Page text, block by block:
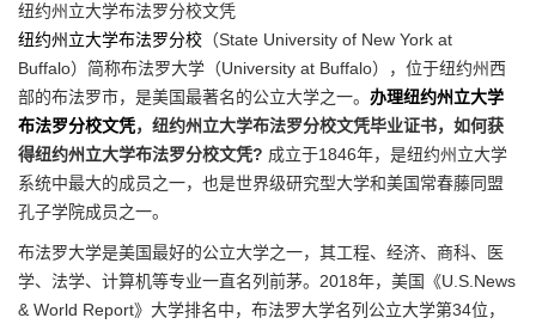
纽约州立大学布法罗分校文凭
纽约州立大学布法罗分校 （State University of New York at
Buffalo）简称布法罗大学（University at Buffalo），位于纽约州西
部的布法罗市，是美国最著名的公立大学之一。 办理纽约州立大学
布法罗分校文凭，纽约州立大学布法罗分校文凭毕业证书，如何获
得纽约州立大学布法罗分校文凭? 成立于1846年，是纽约州立大学
系统中最大的成员之一，也是世界级研究型大学和美国常春藤同盟
孔子学院成员之一。
布法罗大学是美国最好的公立大学之一，其工程、经济、商科、医
学、法学、计算机等专业一直名列前茅。2018年，美国《U.S.News
& World Report》大学排名中，布法罗大学名列公立大学第34位，